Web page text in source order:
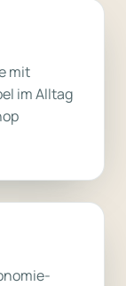
mit
im Alltag